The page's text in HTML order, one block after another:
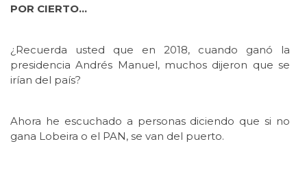
POR CIERTO…
¿Recuerda usted que en 2018, cuando ganó la
presidencia Andrés Manuel, muchos dijeron que se
irían del país?
Ahora he escuchado a personas diciendo que si no
gana Lobeira o el PAN, se van del puerto.